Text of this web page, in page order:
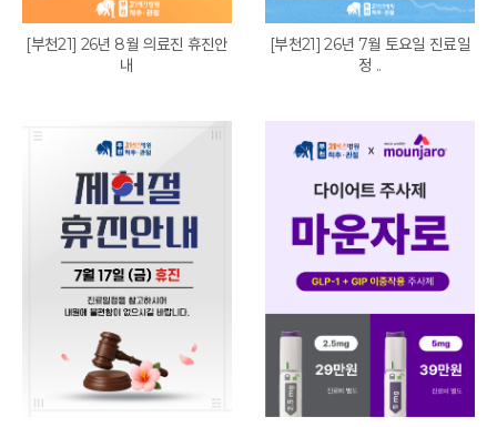
[부천21] 26년 8월 의료진 휴진안
내
[부천21] 26년 7월 토요일 진료일
정 ..